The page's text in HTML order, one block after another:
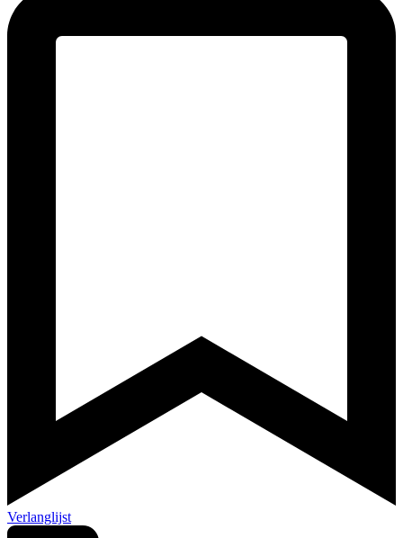
Verlanglijst